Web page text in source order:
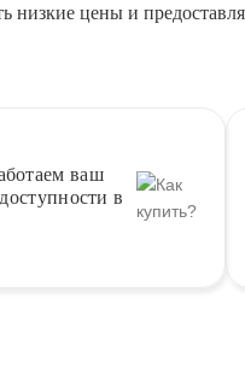
низкие цены и
ваш
в